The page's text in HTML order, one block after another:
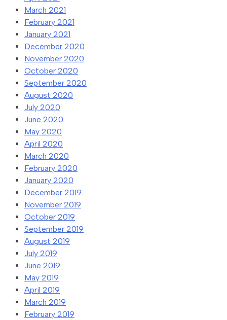
March 2021
February 2021
January 2021
December 2020
November 2020
October 2020
September 2020
August 2020
July 2020
June 2020
May 2020
April 2020
March 2020
February 2020
January 2020
December 2019
November 2019
October 2019
September 2019
August 2019
July 2019
June 2019
May 2019
April 2019
March 2019
February 2019